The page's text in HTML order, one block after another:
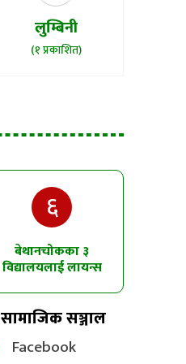
लुम्बिनी
(१ प्रकाशित)
६
बेथानचोकका ३
विद्यालयलाई लायन्स
सामाजिक सञ्जाल
Facebook